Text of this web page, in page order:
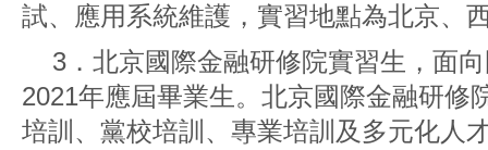
試、應用系統維護，實習地點為北京、
3．北京國際金融研修院實習生，面
2021年應屆畢業生。北京國際金融研修
培訓、黨校培訓、專業培訓及多元化人